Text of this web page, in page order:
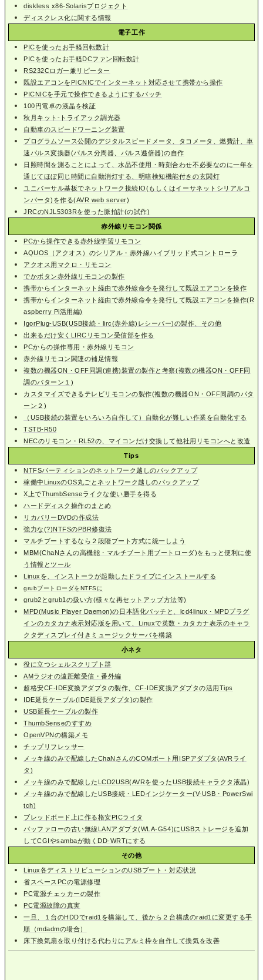
diskless x86-Solarisプロジェクト
ディスクレス化に関する情報
電子工作
PICを使ったお手軽回転数計
PICを使ったお手軽DCファン回転数計
RS232Cロガー兼リピーター
既設エアコンをPICNICでインターネット対応させて携帯から操作
PICNICを手元で操作できるようにするパッチ
100円電卓の液晶を検証
秋月キット-トライアック調光器
自動車のスピードワーニング装置
プログラムソース公開のデジタルスピードメータ、タコメータ、燃費計、車
速パルス変換器(パルス分周器、パルス逓倍器)の自作
日照時間を測ることによって、水晶不使用・時刻合わせ不必要なのに一年を
通じてほぼ同じ時間に自動消灯する、明暗検知機能付きの玄関灯
ユニバーサル基板でネットワーク接続IO(もしくはイーサネットシリアルコ
ンバータ)を作る(AVR web server)
JRCのNJL5303Rを使った脈拍計(の試作)
赤外線リモコン関係
PCから操作できる赤外線学習リモコン
AQUOS（アクオス）のシリアル・赤外線ハイブリッド式コントローラ
アクオス用マクロ・リモコン
でかボタン赤外線リモコンの製作
携帯からインターネット経由で赤外線命令を発行して既設エアコンを操作
携帯からインターネット経由で赤外線命令を発行して既設エアコンを操作(R
aspberry Pi活用編)
IgorPlug-USB(USB接続・lirc(赤外線)レシーバー)の製作、その他
出来るだけ安くLIRCリモコン受信部を作る
PCからの操作専用・赤外線リモコン
赤外線リモコン関連の補足情報
複数の機器ON・OFF同調(連携)装置の製作と考察(複数の機器ON・OFF同
調のパターン１)
カスタマイズできるテレビリモコンの製作(複数の機器ON・OFF同調のパタ
ーン２)
（USB接続の装置をいろいろ自作して）自動化が難しい作業を自動化する
TSTB-R50
NECのリモコン・RL52の、マイコンだけ交換して他社用リモコンへと改造
Tips
NTFSパーティションのネットワーク越しのバックアップ
稼働中LinuxのOS丸ごとネットワーク越しのバックアップ
X上でThumbSenseライクな使い勝手を得る
ハードディスク操作のまとめ
リカバリーDVDの作成法
強力な(?)NTFSのPBR修復法
マルチブートするなら２段階ブート方式に統一しよう
MBM(ChaNさんの高機能・マルチブート用ブートローダ)をもっと便利に使
う情報とツール
Linuxを、インストーラが起動したドライブにインストールする
grubブートローダをNTFSに
grub2とgrub1の扱い方(様々な再セットアップ方法等)
MPD(Music Player Daemon)の日本語化パッチと、lcd4linux・MPDプラグ
インのカタカナ表示対応版を用いて、Linuxで英数・カタカナ表示のキャラ
クタディスプレイ付きミュージックサーバを構築
小ネタ
役に立つシェルスクリプト群
AMラジオの遠距離受信・番外編
超格安CF-IDE変換アダプタの製作、CF-IDE変換アダプタの活用Tips
IDE延長ケーブル(IDE延長アダプタ)の製作
USB延長ケーブルの製作
ThumbSenseのすすめ
OpenVPNの構築メモ
チップリフレッサー
メッキ線のみで配線したChaNさんのCOMポート用ISPアダプタ(AVRライ
タ)
メッキ線のみで配線したLCD2USB(AVRを使ったUSB接続キャラクタ液晶)
メッキ線のみで配線したUSB接続・LEDインジケーター(V-USB・PowerSwi
tch)
ブレッドボード上に作る格安PICライタ
バッファローの古い無線LANアダプタ(WLA-G54)にUSBストレージを追加
してCGIやsambaが動くDD-WRTにする
その他
Linux各ディストリビューションのUSBブート・対応状況
省スペースPCの電源修理
PC電源チェッカーの製作
PC電源故障の真実
一旦、１台のHDDでraid1を構築して、後から２台構成のraid1に変更する手
順（mdadmの場合）
床下換気扇を取り付ける代わりにアルミ枠を自作して換気を改善